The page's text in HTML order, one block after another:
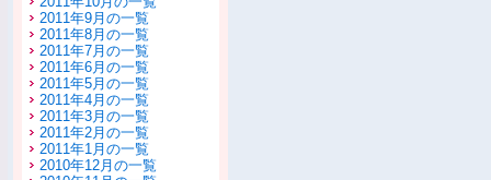
2011年9月の一覧
2011年8月の一覧
2011年7月の一覧
2011年6月の一覧
2011年5月の一覧
2011年4月の一覧
2011年3月の一覧
2011年2月の一覧
2011年1月の一覧
2010年12月の一覧